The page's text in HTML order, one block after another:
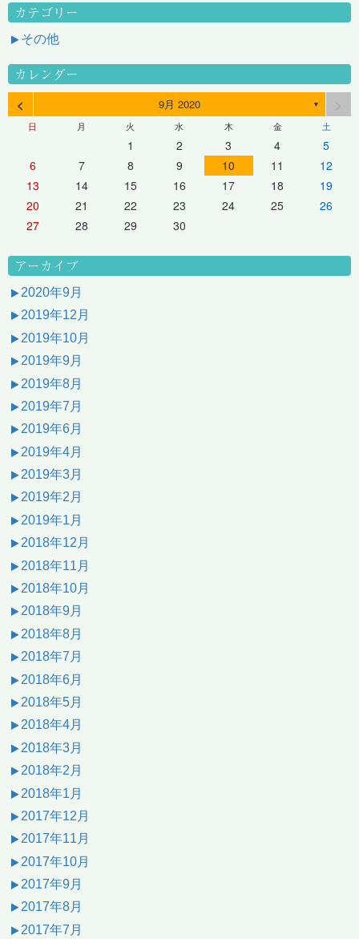
カテゴリー
その他
カレンダー
< 9月 2020 ▼
日 月 火 水 木 金 土
1 2 3 4
5
6
7 8 9 10 11
12
13
14 15 16 17 18
19
20
21 22 23 24 25
26
27
28 29 30
アーカイブ
2020年9月
2019年12月
2019年10月
2019年9月
2019年8月
2019年7月
2019年6月
2019年4月
2019年3月
2019年2月
2019年1月
2018年12月
2018年11月
2018年10月
2018年9月
2018年8月
2018年7月
2018年6月
2018年5月
2018年4月
2018年3月
2018年2月
2018年1月
2017年12月
2017年11月
2017年10月
2017年9月
2017年8月
2017年7月